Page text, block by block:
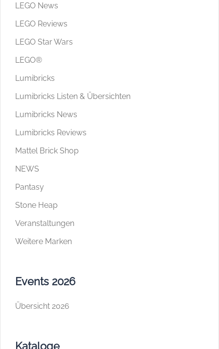
LEGO News
LEGO Reviews
LEGO Star Wars
LEGO®
Lumibricks
Lumibricks Listen & Übersichten
Lumibricks News
Lumibricks Reviews
Mattel Brick Shop
NEWS
Pantasy
Stone Heap
Veranstaltungen
Weitere Marken
Events 2026
Übersicht 2026
Kataloge